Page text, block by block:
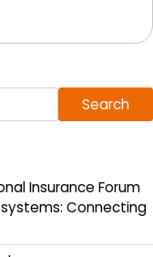
Search
Insurance Forum
Connecting